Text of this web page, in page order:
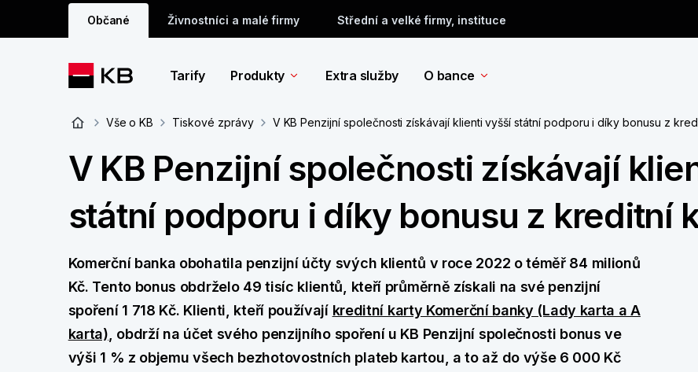
Občané Živnostníci a malé firmy Střední a velké firmy, instituce
Tarify Produkty Extra služby O bance
Vše o KB Tiskové zprávy V KB Penzijní společnosti získávají klienti vyšší státní podporu i díky bonusu z
V KB Penzijní společnosti získávají
státní podporu i díky bonusu z kreditní
Komerční banka obohatila penzijní účty svých klientů v roce 2022 o téměř 84 milionů
Kč. Tento bonus obdrželo 49 tisíc klientů, kteří průměrně získali na své penzijní
spoření 1 718 Kč. Klienti, kteří používají kreditní karty Komerční banky (Lady karta a A
karta) , obdrží na účet svého penzijního spoření u KB Penzijní společnosti bonus ve
výši 1 % z objemu všech bezhotovostních plateb kartou, a to až do výše 6 000 Kč